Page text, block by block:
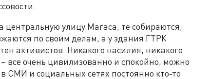
улицу Магаса, те собираются,
по своим делам, а у здания ГТРК
активистов. Никакого насилия, никакого
все очень цивилизованно и спокойно, можно
СМИ и социальных сетях постоянно кто-то